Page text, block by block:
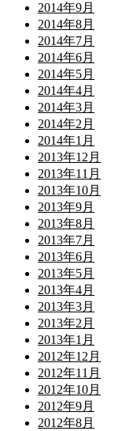
2014年9月
2014年8月
2014年7月
2014年6月
2014年5月
2014年4月
2014年3月
2014年2月
2014年1月
2013年12月
2013年11月
2013年10月
2013年9月
2013年8月
2013年7月
2013年6月
2013年5月
2013年4月
2013年3月
2013年2月
2013年1月
2012年12月
2012年11月
2012年10月
2012年9月
2012年8月